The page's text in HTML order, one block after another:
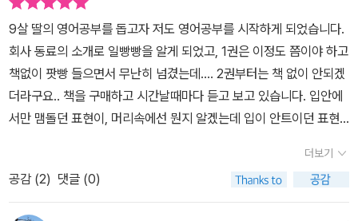
9살 딸의 영어공부를 돕고자 저도 영어공부를 시작하게 되었습니다.
회사 동료의 소개로 일빵빵을 알게 되었고, 1권은 이정도 쯤이야 하고
책없이 팟빵 들으면서 무난히 넘겼는데.... 2권부터는 책 없이 안되겠
더라구요.. 책을 구매하고 시간날때마다 듣고 보고 있습니다. 입안에
서만 맴돌던 표현이, 머리속에선 뭔지 알겠는데 입이 안트이던 표현
일이 일어나고 있습니다. 2권 빨리 끝내고 3권도 도전해야겠어요~
더보기
공감 (2) 댓글 (0)